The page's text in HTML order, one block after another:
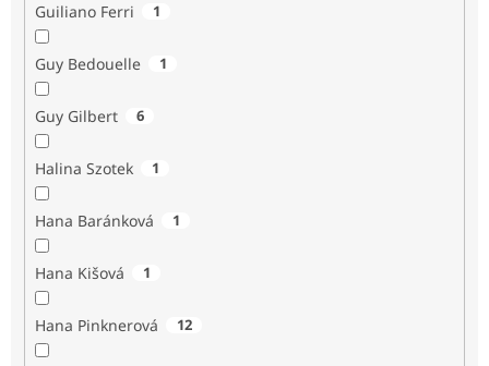
Guiliano Ferri 1
Guy Bedouelle 1
Guy Gilbert 6
Halina Szotek 1
Hana Baránková 1
Hana Kišová 1
Hana Pinknerová 12